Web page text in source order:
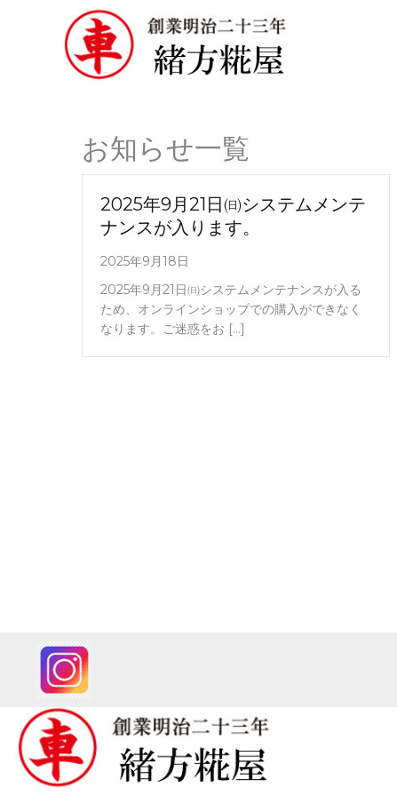
お知らせ一覧
2025年9月21日㈰システムメンテ
ナンスが入ります。
2025年9月18日
2025年9月21日㈰システムメンテナンスが入る
ため、オンラインショップでの購入ができなく
なります。ご迷惑をお […]